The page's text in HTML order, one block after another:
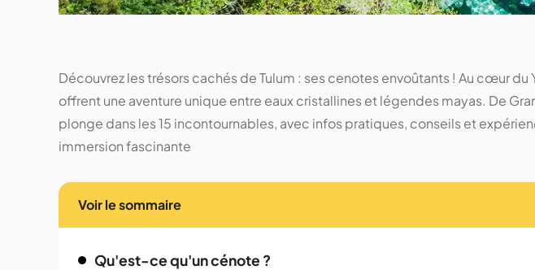
Découvrez les trésors cachés de Tulum : ses cenotes envoûtants ! Au cœur du
offrent une aventure unique entre eaux cristallines et légendes mayas. De
plonge dans les 15 incontournables, avec infos pratiques, conseils et
immersion fascinante
Voir le sommaire
Qu'est-ce qu'un cénote ?